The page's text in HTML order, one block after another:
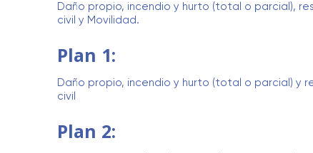
Daño propio, incendio y hurto (total o parcial),
civil y Movilidad.
Plan 1:
Daño propio, incendio y hurto (total o parcial) y
civil
Plan 2: